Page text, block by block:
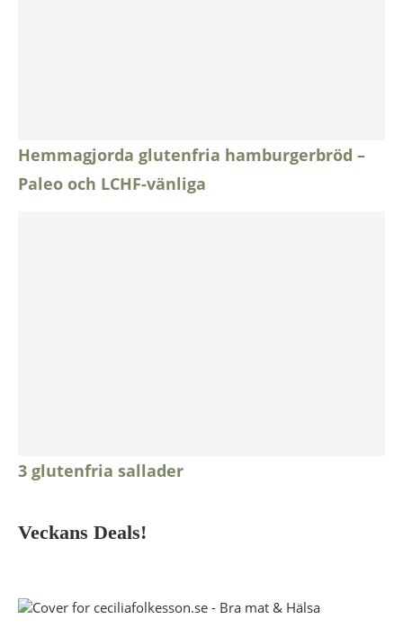
Hemmagjorda glutenfria hamburgerbröd –
Paleo och LCHF-vänliga
3 glutenfria sallader
Veckans Deals!